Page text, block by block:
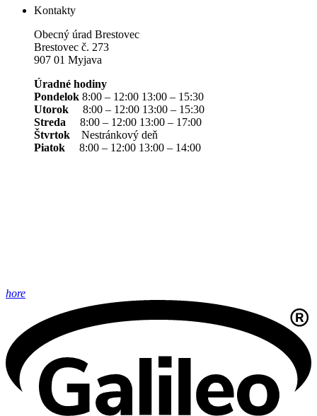
Kontakty
Obecný úrad Brestovec
Brestovec č. 273
907 01 Myjava
Úradné hodiny
Pondelok 8:00 – 12:00 13:00 – 15:30
Utorok 8:00 – 12:00 13:00 – 15:30
Streda 8:00 – 12:00 13:00 – 17:00
Štvrtok Nestránkový deň
Piatok 8:00 – 12:00 13:00 – 14:00
hore